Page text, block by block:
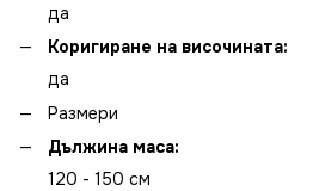
да
Коригиране на височината:
да
Размери
Дължина маса:
120 - 150 см